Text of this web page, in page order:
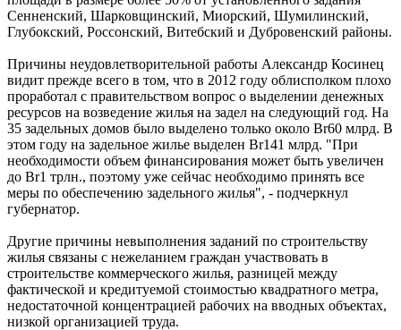
Сенненский, Шарковщинский, Миорский, Шумилинский,
Глубокский, Россонский, Витебский и Дубровенский районы.
Причины неудовлетворительной работы Александр Косинец
видит прежде всего в том, что в 2012 году облисполком плохо
проработал с правительством вопрос о выделении денежных
ресурсов на возведение жилья на задел на следующий год. На
35 задельных домов было выделено только около Br60 млрд. В
этом году на задельное жилье выделен Br141 млрд. "При
необходимости объем финансирования может быть увеличен
до Br1 трлн., поэтому уже сейчас необходимо принять все
меры по обеспечению задельного жилья", - подчеркнул
губернатор.
Другие причины невыполнения заданий по строительству
жилья связаны с нежеланием граждан участвовать в
строительстве коммерческого жилья, разницей между
фактической и кредитуемой стоимостью квадратного метра,
недостаточной концентрацией рабочих на вводных объектах,
низкой организацией труда.